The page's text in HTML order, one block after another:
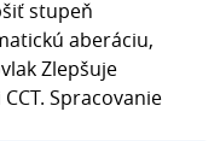
stupeň
aberáciu,
Zlepšuje
Spracovanie